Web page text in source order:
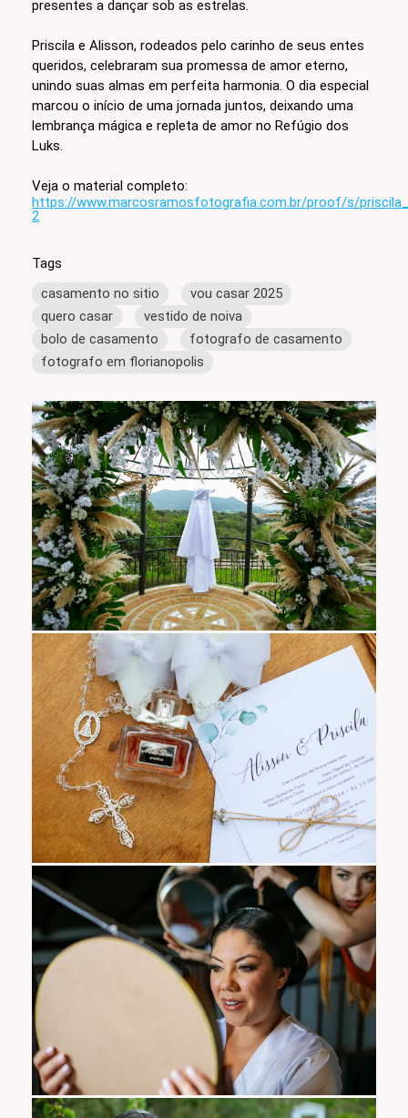
presentes a dançar sob as estrelas.
Priscila e Alisson, rodeados pelo carinho de seus entes
queridos, celebraram sua promessa de amor eterno,
unindo suas almas em perfeita harmonia. O dia especial
marcou o início de uma jornada juntos, deixando uma
lembrança mágica e repleta de amor no Refúgio dos
Luks.
Veja o material completo:
https://www.marcosramosfotografia.com.br/proof/s/
2
Tags
casamento no sitio
vou casar 2025
quero casar
vestido de noiva
bolo de casamento
fotografo de casamento
fotografo em florianopolis